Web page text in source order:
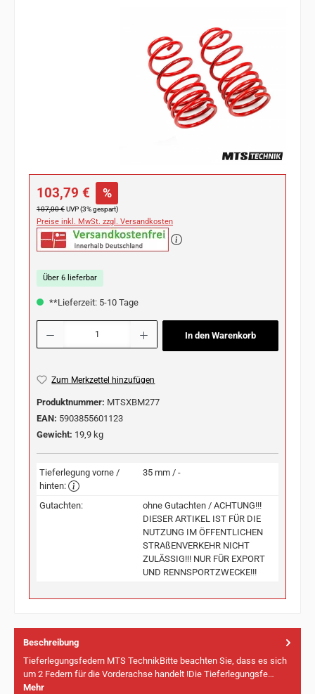
Verkaufspreis:
103,79 € %
Regulärer Preis:
107,00 €UVP (3% gespart)
Preise inkl. MwSt. zzgl. Versandkosten
Über 6 lieferbar
**Lieferzeit: 5-10 Tage
Produkt Anzahl: Gib den gewünschten Wert ein oder benutze die Schaltflächen
In den Warenkorb
Zum Merkzettel hinzufügen
Produktnummer: MTSXBM277
EAN: 5903855601123
Gewicht: 19,9 kg
Tieferlegung vorne /
hinten:
35 mm / -
Gutachten:
ohne Gutachten / ACHTUNG!!!
DIESER ARTIKEL IST FÜR DIE
NUTZUNG IM ÖFFENTLICHEN
STRAßENVERKEHR NICHT
ZULÄSSIG!!! NUR FÜR EXPORT
UND RENNSPORTZWECKE!!!
Beschreibung
Tieferlegungsfedern MTS TechnikBitte beachten Sie, dass es sich
um 2 Federn für die Vorderachse handelt !Die Tieferlegungsfe…
Mehr